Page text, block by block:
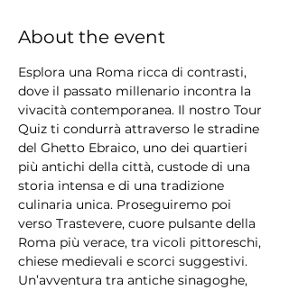
About the event
Esplora una Roma ricca di contrasti,
dove il passato millenario incontra la
vivacità contemporanea. Il nostro Tour
Quiz ti condurrà attraverso le stradine
del Ghetto Ebraico, uno dei quartieri
più antichi della città, custode di una
storia intensa e di una tradizione
culinaria unica. Proseguiremo poi
verso Trastevere, cuore pulsante della
Roma più verace, tra vicoli pittoreschi,
chiese medievali e scorci suggestivi.
Un’avventura tra antiche sinagoghe,